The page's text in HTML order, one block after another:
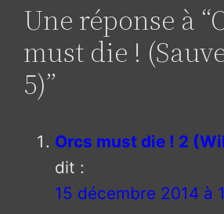
Une réponse à
must die !
5)”
Orcs must die ! 2
dit :
15 décembre 2014 à